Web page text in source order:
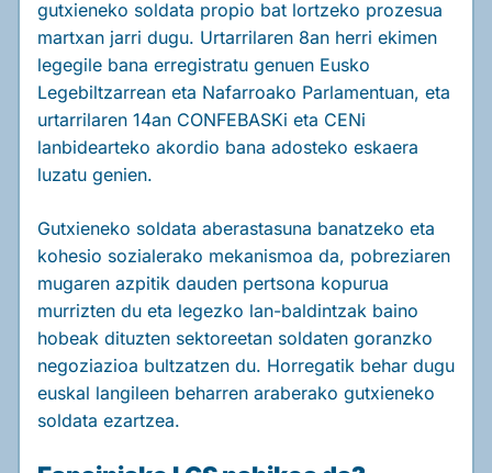
gutxieneko soldata propio bat lortzeko prozesua
martxan jarri dugu. Urtarrilaren 8an herri ekimen
legegile bana erregistratu genuen Eusko
Legebiltzarrean eta Nafarroako Parlamentuan, eta
urtarrilaren 14an CONFEBASKi eta CENi
lanbidearteko akordio bana adosteko eskaera
luzatu genien.
Gutxieneko soldata aberastasuna banatzeko eta
kohesio sozialerako mekanismoa da, pobreziaren
mugaren azpitik dauden pertsona kopurua
murrizten du eta legezko lan-baldintzak baino
hobeak dituzten sektoreetan soldaten goranzko
negoziazioa bultzatzen du. Horregatik behar dugu
euskal langileen beharren araberako gutxieneko
soldata ezartzea.